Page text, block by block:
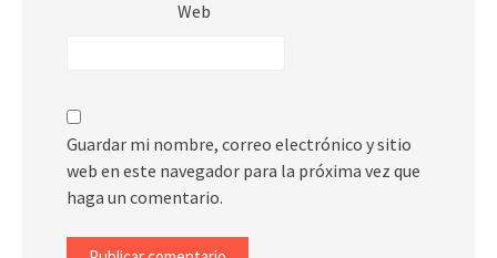
Web
Guardar mi nombre, correo electrónico y sitio
web en este navegador para la próxima vez que
haga un comentario.